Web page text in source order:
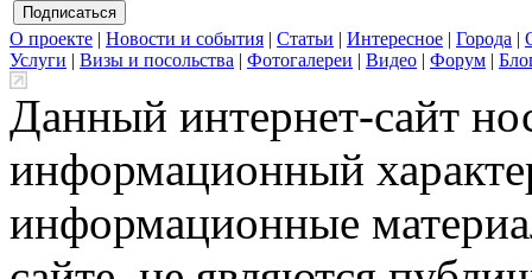
О проекте | Новости и события | Статьи | Интересное | Города |
Услуги | Визы и посольства | Фотогалереи | Видео | Форум |
Данный интернет-сайт
информационный
информационные